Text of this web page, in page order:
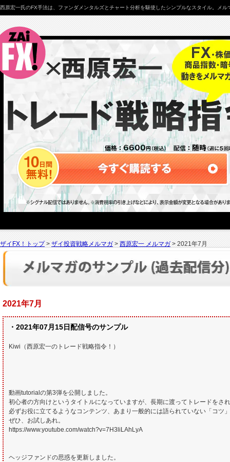
西原宏一氏のFX手法は、ファンダメンタルズとチャート分析を駆使したシンプルなスタイル。メ
ザイFX！トップ> ザイ投資戦略メルマガ > 西原宏一 メルマガ > 2021年7月
2021年7月
・2021年07月15日配信号のサンプル
Kiwi（西原宏一のトレード戦略指令！）
動画tutorialの第3弾を公開しました。
初心者の方向けというタイトルになっていますが、長期に渡ってトレードをさ
必ずお役に立てるようなコンテンツ、あまり一般的には語られていない「コツ
ぜひ、お試しあれ。
https://www.youtube.com/watch?v=7H3liLAhLyA
ヘッジファンドの思惑を更新しました。